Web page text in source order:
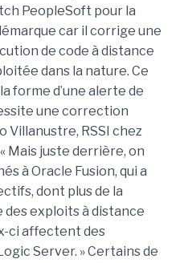
PeopleSoft pour la
car il corrige une
de code à distance
dans la nature. Ce
forme d’une alerte de
une correction
Villanustre, RSSI chez
Mais juste derrière, on
à Oracle Fusion, qui a
dont plus de la
des exploits à distance
ci affectent des
Server. » Certains de